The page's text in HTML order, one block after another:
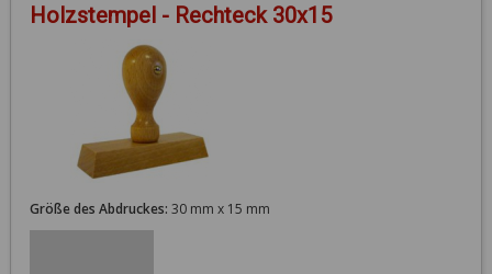
Holzstempel - Rechteck 30x15
Größe des Abdruckes: 30 mm x 15 mm